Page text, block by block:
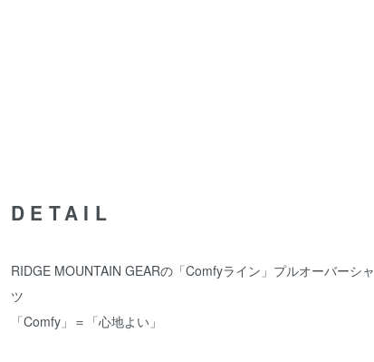
DETAIL
RIDGE MOUNTAIN GEARの「Comfyライン」プルオーバーシャ
ツ
「Comfy」＝「心地よい」